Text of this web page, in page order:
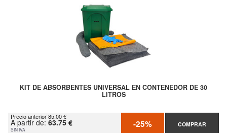
KIT DE ABSORBENTES UNIVERSAL EN CONTENEDOR DE 30
LITROS
Precio anterior 85.00 €
A partir de: 63.75 €
SIN IVA -25% COMPRAR